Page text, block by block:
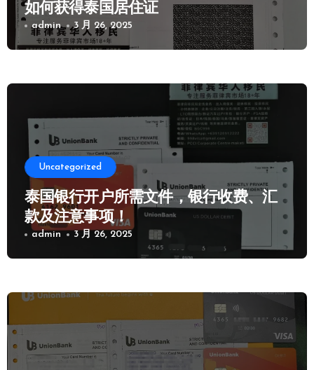
如何获得泰国居住证
admin 3 月 26, 2025
Uncategorized
泰国银行开户所需文件，银行收费、汇
款及注意事项！
admin 3 月 26, 2025